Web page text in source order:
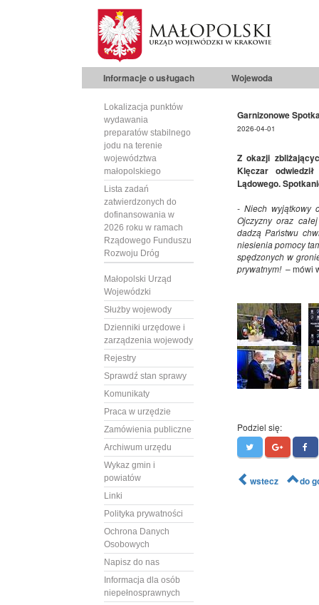
Informacje o usługach Wojewoda
Lokalizacja punktów
wydawania
preparatów stabilnego
jodu na terenie
województwa
małopolskiego
Lista zadań
zatwierdzonych do
dofinansowania w
2026 roku w ramach
Rządowego Funduszu
Rozwoju Dróg
Małopolski Urząd
Wojewódzki
Służby wojewody
Dzienniki urzędowe i
zarządzenia wojewody
Rejestry
Sprawdź stan sprawy
Komunikaty
Praca w urzędzie
Zamówienia publiczne
Archiwum urzędu
Wykaz gmin i
powiatów
Linki
Polityka prywatności
Ochrona Danych
Osobowych
Napisz do nas
Informacja dla osób
niepełnosprawnych
Garnizonowe
2026-04-01
Z okazji
Klęczar
Lądowego.
- Niech wyjątkowy
Ojczyzny oraz
dadzą Państwu
niesienia pomocy
spędzonych w
prywatnym! – mówi
Podziel się:
wstecz do